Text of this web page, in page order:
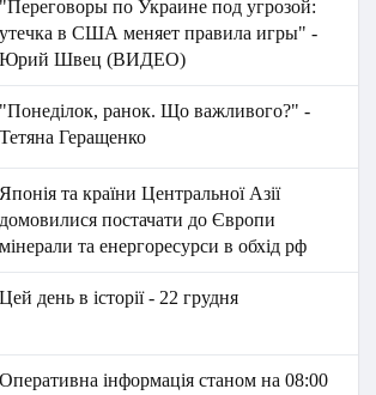
"Переговоры по Украине под угрозой:
утечка в США меняет правила игры" -
Юрий Швец (ВИДЕО)
"Понеділок, ранок. Що важливого?" -
Тетяна Геращенко
Японія та країни Центральної Азії
домовилися постачати до Європи
мінерали та енергоресурси в обхід рф
Цей день в історії - 22 грудня
Оперативна інформація станом на 08:00